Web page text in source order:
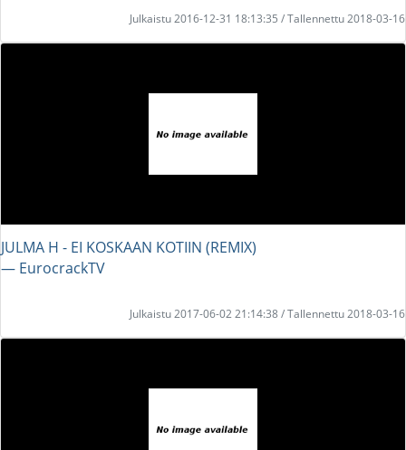
Julkaistu 2016-12-31 18:13:35 / Tallennettu 2018-03-16
JULMA H - EI KOSKAAN KOTIIN (REMIX)
― EurocrackTV
Julkaistu 2017-06-02 21:14:38 / Tallennettu 2018-03-16